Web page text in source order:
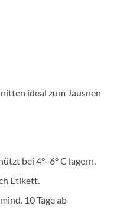
ideal zum Jausnen
bei 4°- 6° C lagern.
Etikett.
10 Tage ab